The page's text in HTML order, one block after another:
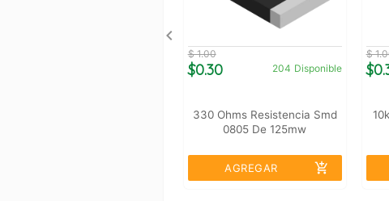
$ 1.00
$0.30 204 Disponible
330 Ohms Resistencia Smd
0805 De 125mw
AGREGAR add_shopping_cart
$